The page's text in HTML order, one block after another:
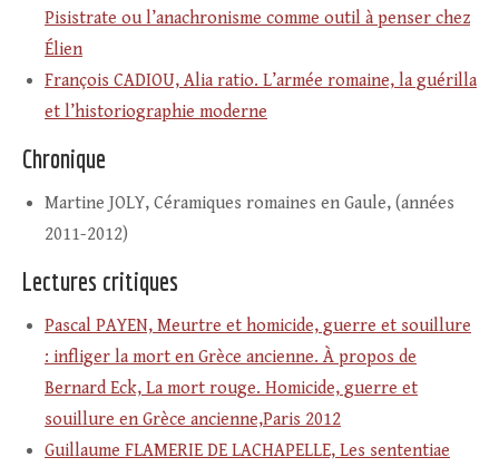
Pisistrate ou l’anachronisme comme outil à penser chez
Élien
François CADIOU, Alia ratio. L’armée romaine, la guérilla
et l’historiographie moderne
Chronique
Martine JOLY, Céramiques romaines en Gaule, (années
2011-2012)
Lectures critiques
Pascal PAYEN, Meurtre et homicide, guerre et souillure
: infliger la mort en Grèce ancienne. À propos de
Bernard Eck, La mort rouge. Homicide, guerre et
souillure en Grèce ancienne,Paris 2012
Guillaume FLAMERIE DE LACHAPELLE, Les sententiae